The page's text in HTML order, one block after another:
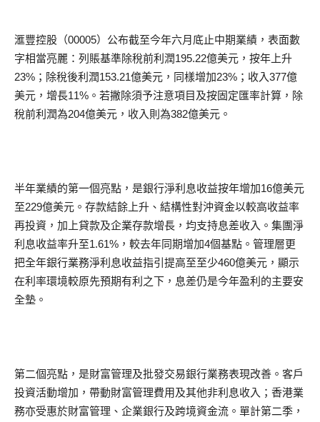
滙豐控股（00005）公布截至今年六月底止中期業績，表面數
字相當亮麗：列賬基準除稅前利潤195.22億美元，按年上升
23%；除稅後利潤153.21億美元，同樣增加23%；收入377億
美元，增長11%。若撇除須予注意項目及按固定匯率計算，除
稅前利潤為204億美元，收入則為382億美元。
半年業績的第一個亮點，是銀行淨利息收益按年增加16億美元
至229億美元。存款結餘上升、結構性對沖資金以較高收益率
再投資，加上貸款及企業存款增長，均支持息差收入。集團淨
利息收益率升至1.61%，較去年同期增加4個基點。管理層更
把全年銀行業務淨利息收益指引提高至至少460億美元，顯示
在利率環境較原先預期有利之下，息差仍是今年盈利的主要安
全墊。
第二個亮點，是財富管理及批發交易銀行業務表現改善。客戶
投資活動增加，帶動財富管理費用及其他非利息收入；香港業
務亦受惠於財富管理、企業銀行及跨境資金流。單計第二季，